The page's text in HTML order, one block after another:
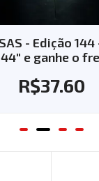
- Edição
e ganhe o
R$37.60